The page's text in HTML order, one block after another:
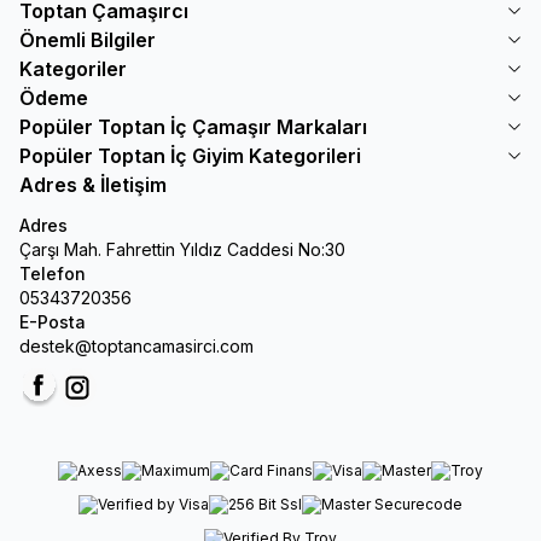
Toptan Çamaşırcı
Önemli Bilgiler
Kategoriler
Ödeme
Popüler Toptan İç Çamaşır Markaları
Popüler Toptan İç Giyim Kategorileri
Adres & İletişim
Adres
Çarşı Mah. Fahrettin Yıldız Caddesi No:30
Telefon
05343720356
E-Posta
destek@toptancamasirci.com
FacebookInstagram